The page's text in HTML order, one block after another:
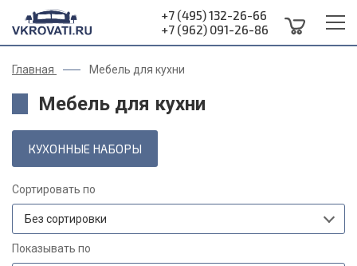
+7 (495) 132-26-66
+7 (962) 091-26-86
Главная Мебель для кухни
Мебель для кухни
КУХОННЫЕ НАБОРЫ
Сортировать по
Без сортировки
Показывать по